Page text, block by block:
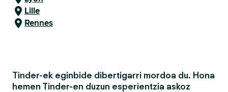
Lille
Rennes
Tinder-ek eginbide dibertigarri mordoa du. Hona
hemen Tinder-en duzun esperientzia askoz